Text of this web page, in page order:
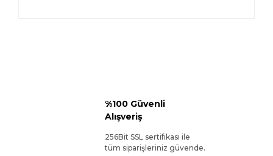
%100 Güvenli
Alışveriş
256Bit SSL sertifikası ile
tüm siparişleriniz güvende.